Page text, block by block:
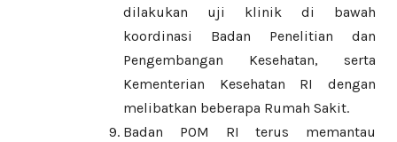
dilakukan uji klinik di bawah
koordinasi Badan Penelitian dan
Pengembangan Kesehatan, serta
Kementerian Kesehatan RI dengan
melibatkan beberapa Rumah Sakit.
Badan POM RI terus memantau